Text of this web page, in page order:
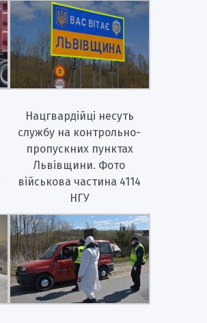
Нацгвардійці несуть
службу на контрольно-
пропускних пунктах
Львівщини. Фото
військова частина 4114
НГУ